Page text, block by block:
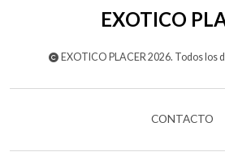
EXOTICO
EXOTICO PLACER 2026. Todos los
CONTACTO